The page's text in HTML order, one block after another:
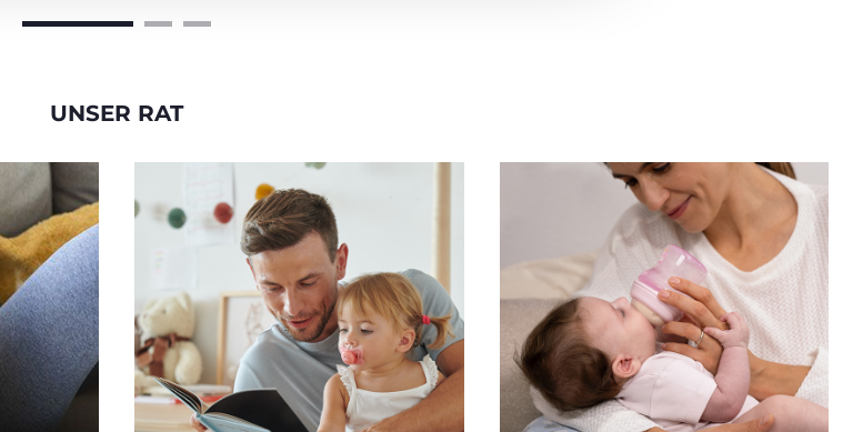
UNSER RAT